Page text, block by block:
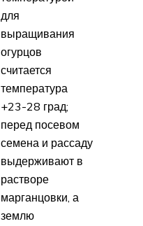
для
выращивания
огурцов
считается
температура
+23-28 град;
перед посевом
семена и рассаду
выдерживают в
растворе
марганцовки, а
землю